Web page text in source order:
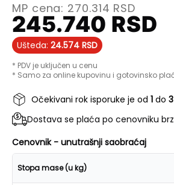
MP cena: 270.314 RSD
245.740 RSD
Ušteda: 24.574 RSD
* PDV je uključen u cenu
* Samo za online kupovinu i gotovinsko
Očekivani rok isporuke je od 1 do
Dostava se plaća po cenovniku
Cenovnik - unutrašnji saobraćaj
Stopa mase (u kg)